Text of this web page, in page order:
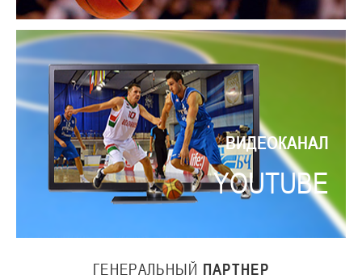
ВИДЕОКАНАЛ
YOUTUBE
ГЕНЕРАЛЬНЫЙ ПАРТНЕР